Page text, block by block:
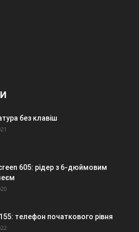
без клавіш
605: рідер з 6-дюймовим
телефон початкового рівня